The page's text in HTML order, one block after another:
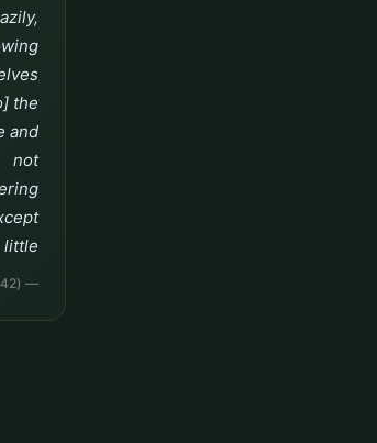
the
and
not
— (Nisa, 4/142)